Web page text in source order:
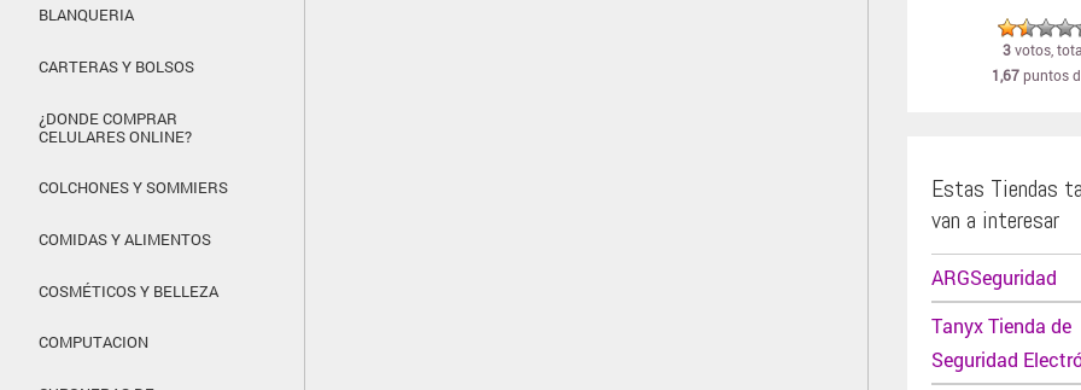
BLANQUERIA
CARTERAS Y BOLSOS
¿DONDE COMPRAR
CELULARES ONLINE?
COLCHONES Y SOMMIERS
COMIDAS Y ALIMENTOS
COSMÉTICOS Y BELLEZA
COMPUTACION
3votos,
1,67puntos
Estas Tiendas
van a interesar
ARGSeguridad
Tanyx Tienda de
Seguridad